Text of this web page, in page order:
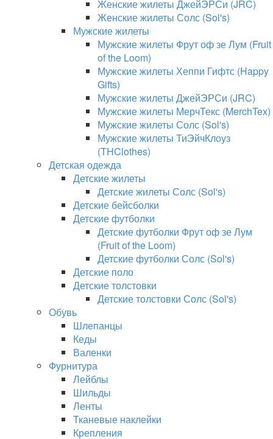
Женские жилеты ДжейЭРСи (JRC)
Женские жилеты Солс (Sol's)
Мужские жилеты
Мужские жилеты Фрут оф зе Лум (Fruit
of the Loom)
Мужские жилеты Хеппи Гифтс (Happy
Gifts)
Мужские жилеты ДжейЭРСи (JRC)
Мужские жилеты МерчТекс (MerchTex)
Мужские жилеты Солс (Sol's)
Мужские жилеты ТиЭйчКлоуз
(THClothes)
Детская одежда
Детские жилеты
Детские жилеты Солс (Sol's)
Детские бейсболки
Детские футболки
Детские футболки Фрут оф зе Лум
(Fruit of the Loom)
Детские футболки Солс (Sol's)
Детские поло
Детские толстовки
Детские толстовки Солс (Sol's)
Обувь
Шлепанцы
Кеды
Валенки
Фурнитура
Лейблы
Шильды
Ленты
Тканевые наклейки
Крепления